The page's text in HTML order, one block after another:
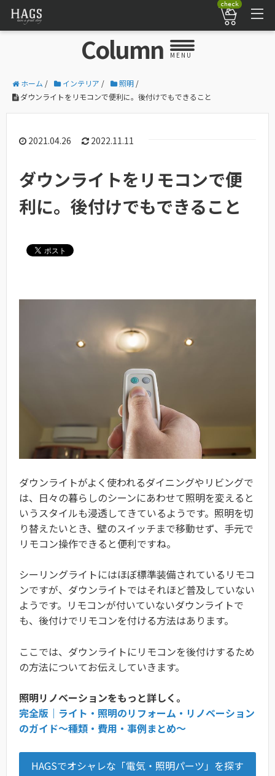
check
Column MENU
ホーム / インテリア / 照明 /
ダウンライトをリモコンで便利に。後付けでもできること
2021.04.26 2022.11.11
ダウンライトをリモコンで便
利に。後付けでもできること
ダウンライトがよく使われるダイニングやリビングで
は、日々の暮らしのシーンにあわせて照明を変えると
いうスタイルも浸透してきているようです。照明を切
り替えたいとき、壁のスイッチまで移動せず、手元で
リモコン操作できると便利ですね。
シーリングライトにはほぼ標準装備されているリモコ
ンですが、ダウンライトではそれほど普及していない
ようです。リモコンが付いていないダウンライトで
も、後付けでリモコンを付ける方法はあります。
ここでは、ダウンライトにリモコンを後付けするため
の方法についてお伝えしていきます。
照明リノベーションをもっと詳しく。
完全版｜ライト・照明のリフォーム・リノベーション
のガイド〜種類・費用・事例まとめ〜
HAGSでオシャレな「電気・照明パーツ」を探す